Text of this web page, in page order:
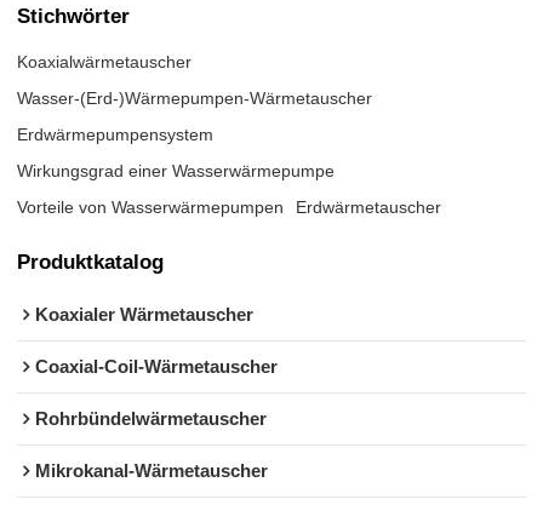
Stichwörter
Koaxialwärmetauscher
Wasser-(Erd-)Wärmepumpen-Wärmetauscher
Erdwärmepumpensystem
Wirkungsgrad einer Wasserwärmepumpe
Vorteile von Wasserwärmepumpen
Erdwärmetauscher
Produktkatalog
Koaxialer Wärmetauscher
Coaxial-Coil-Wärmetauscher
Rohrbündelwärmetauscher
Mikrokanal-Wärmetauscher